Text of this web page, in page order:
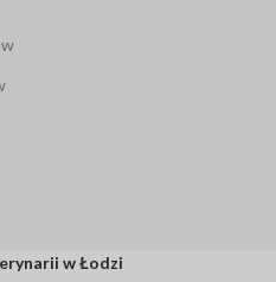
w Łodzi